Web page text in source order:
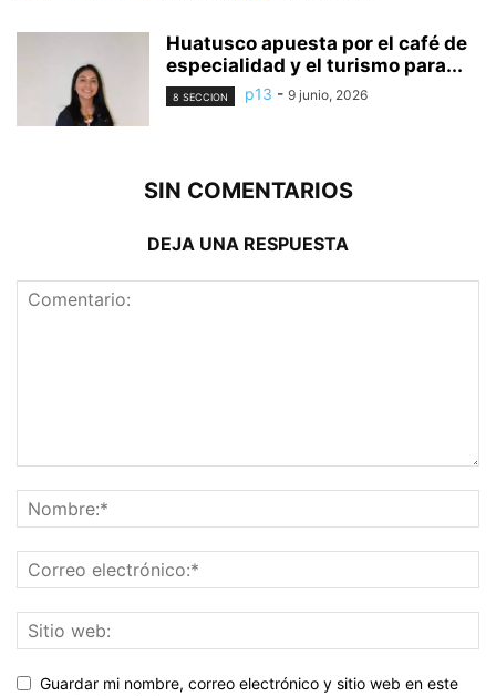
Huatusco apuesta por el café de
especialidad y el turismo para...
8 SECCION p13 - 9 junio, 2026
SIN COMENTARIOS
DEJA UNA RESPUESTA
Guardar mi nombre, correo electrónico y sitio web en este